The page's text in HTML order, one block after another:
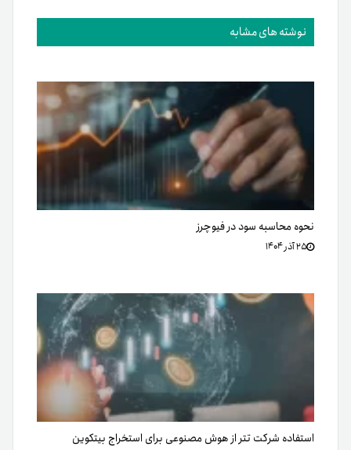
نوشته های مشابه
نحوه محاسبه سود در فیوچرز
۲۵ آذر ۱۴۰۴
استفاده شرکت تتر از هوش مصنوعی برای استخراج بیتکوین